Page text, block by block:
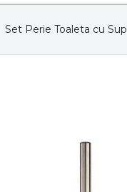
Set Perie Toaleta cu